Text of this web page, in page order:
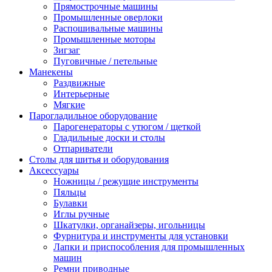
Прямострочные машины
Промышленные оверлоки
Распошивальные машины
Промышленные моторы
Зигзаг
Пуговичные / петельные
Манекены
Раздвижные
Интерьерные
Мягкие
Парогладильное оборудование
Парогенераторы с утюгом / щеткой
Гладильные доски и столы
Отпариватели
Столы для шитья и оборудования
Аксессуары
Ножницы / режущие инструменты
Пяльцы
Булавки
Иглы ручные
Шкатулки, органайзеры, игольницы
Фурнитура и инструменты для установки
Лапки и приспособления для промышленных
машин
Ремни приводные